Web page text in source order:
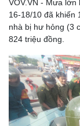
Thể thao
Bóng đá
Lịch thi đấu bóng
Thế giới thể thao
VOV.VN - Mưa lớn
16-18/10 đã khiến
nhà bị hư hỏng (3
824 triệu đồng.